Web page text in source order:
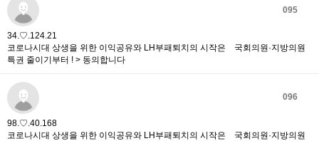
095
34.♡.124.21
코로나시대 상생을 위한 이익공유와 LH부패퇴치의 시작은 국회의원·지방의원
특권 줄이기부터 ! > 동의합니다
096
98.♡.40.168
코로나시대 상생을 위한 이익공유와 LH부패퇴치의 시작은 국회의원·지방의원